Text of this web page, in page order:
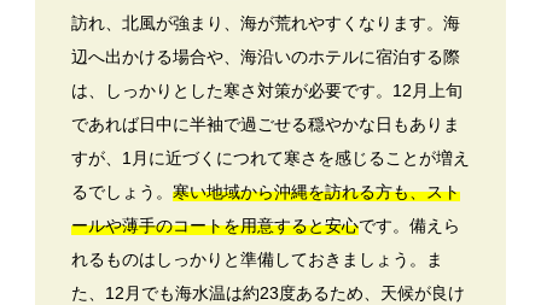
訪れ、北風が強まり、海が荒れやすくなります。海
辺へ出かける場合や、海沿いのホテルに宿泊する際
は、しっかりとした寒さ対策が必要です。12月上旬
であれば日中に半袖で過ごせる穏やかな日もありま
すが、1月に近づくにつれて寒さを感じることが増え
るでしょう。 寒い地域から沖縄を訪れる方も、スト
ールや薄手のコートを用意すると安心です。備えら
れるものはしっかりと準備しておきましょう。ま
た、12月でも海水温は約23度あるため、天候が良け